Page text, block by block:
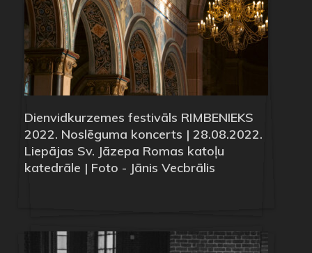
Dienvidkurzemes festivāls RIMBENIEKS
2022. Noslēguma koncerts | 28.08.2022.
Liepājas Sv. Jāzepa Romas katoļu
katedrāle | Foto - Jānis Vecbrālis